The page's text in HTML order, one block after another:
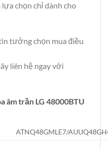
lựa chọn chỉ dành cho
tưởng chọn mua điều
liên hệ ngay với
âm trần LG 48000BTU
ATNQ48GMLE7/